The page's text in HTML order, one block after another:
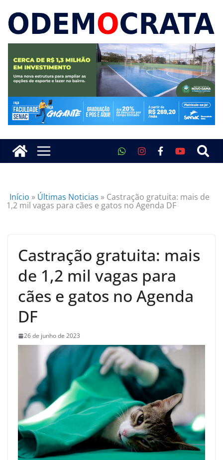
Início » Últimas Noticias » Castração gratuita: mais de
1,2 mil vagas para cães e gatos no Agenda DF
Castração gratuita: mais
de 1,2 mil vagas para
cães e gatos no Agenda
DF
26 de junho de 2023